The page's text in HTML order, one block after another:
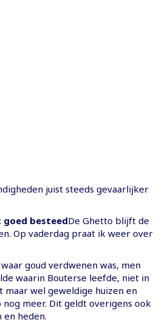
juist steeds gevaarlijker
besteedDe Ghetto blijft de
Op vaderdag praat ik weer over
goud verdwenen was, men
waarin Bouterse leefde, niet in
wel geweldige huizen en
meer. Dit geldt overigens ook
heden.